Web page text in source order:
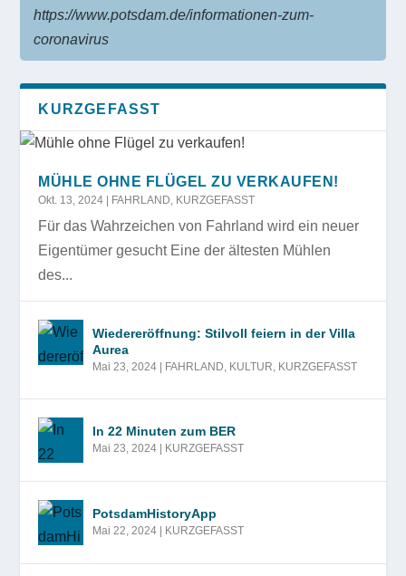
https://www.potsdam.de/informationen-zum-
coronavirus
KURZGEFASST
MÜHLE OHNE FLÜGEL ZU VERKAUFEN!
Okt. 13, 2024 FAHRLAND, KURZGEFASST
Für das Wahrzeichen von Fahrland wird ein neuer
Eigentümer gesucht Eine der ältesten Mühlen
des...
Wiedereröffnung: Stilvoll feiern in der Villa
Aurea
Mai 23, 2024 FAHRLAND, KULTUR, KURZGEFASST
In 22 Minuten zum BER
Mai 23, 2024 KURZGEFASST
PotsdamHistoryApp
Mai 22, 2024 KURZGEFASST